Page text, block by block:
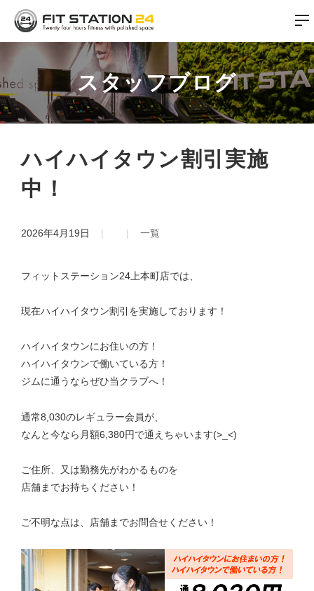
スタッフブログ
ハイハイタウン割引実施
中！
2026年4月19日 一覧
フィットステーション24上本町店では、
現在ハイハイタウン割引を実施しております！
ハイハイタウンにお住いの方！
ハイハイタウンで働いている方！
ジムに通うならぜひ当クラブへ！
通常8,030のレギュラー会員が、
なんと今なら月額6,380円で通えちゃいます(>_<)
ご住所、又は勤務先がわかるものを
店舗までお持ちください！
ご不明な点は、店舗までお問合せください！